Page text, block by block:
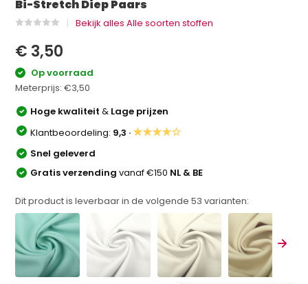
Bi-Stretch Diep Paars
Bekijk alles Alle soorten stoffen
€ 3,50
Op voorraad
Meterprijs:€3,50
Hoge kwaliteit& Lage prijzen
Klantbeoordeling: 9,3 ·★★★★☆
Snel geleverd
Gratis verzendingvanaf €150 NL & BE
Dit product is leverbaar in de volgende53 varianten: